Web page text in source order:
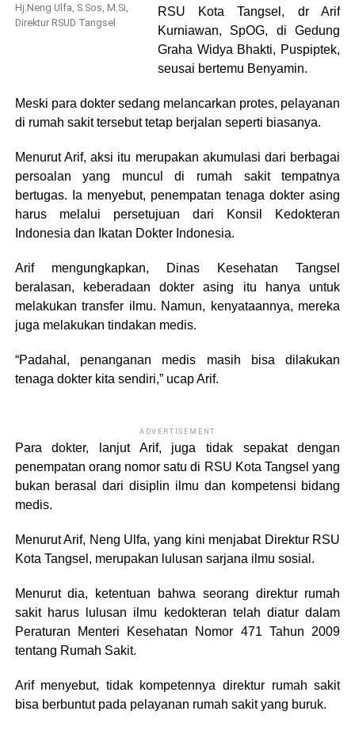
Hj.Neng Ulfa, S.Sos, M.Si,
Direktur RSUD Tangsel
RSU Kota Tangsel, dr Arif
Kurniawan, SpOG, di Gedung
Graha Widya Bhakti, Puspiptek,
seusai bertemu Benyamin.
Meski para dokter sedang melancarkan protes, pelayanan
di rumah sakit tersebut tetap berjalan seperti biasanya.
Menurut Arif, aksi itu merupakan akumulasi dari berbagai
persoalan yang muncul di rumah sakit tempatnya
bertugas. Ia menyebut, penempatan tenaga dokter asing
harus melalui persetujuan dari Konsil Kedokteran
Indonesia dan Ikatan Dokter Indonesia.
Arif mengungkapkan, Dinas Kesehatan Tangsel
beralasan, keberadaan dokter asing itu hanya untuk
melakukan transfer ilmu. Namun, kenyataannya, mereka
juga melakukan tindakan medis.
“Padahal, penanganan medis masih bisa dilakukan
tenaga dokter kita sendiri,” ucap Arif.
ADVERTISEMENT
Para dokter, lanjut Arif, juga tidak sepakat dengan
penempatan orang nomor satu di RSU Kota Tangsel yang
bukan berasal dari disiplin ilmu dan kompetensi bidang
medis.
Menurut Arif, Neng Ulfa, yang kini menjabat Direktur RSU
Kota Tangsel, merupakan lulusan sarjana ilmu sosial.
Menurut dia, ketentuan bahwa seorang direktur rumah
sakit harus lulusan ilmu kedokteran telah diatur dalam
Peraturan Menteri Kesehatan Nomor 471 Tahun 2009
tentang Rumah Sakit.
Arif menyebut, tidak kompetennya direktur rumah sakit
bisa berbuntut pada pelayanan rumah sakit yang buruk.